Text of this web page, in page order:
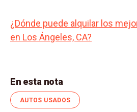
¿Dónde puede alquilar los
en Los Ángeles, CA?
En esta nota
AUTOS USADOS